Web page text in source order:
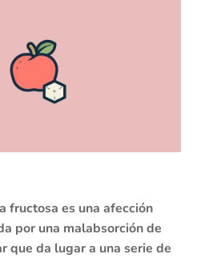
fructosa es una afección
por una malabsorción de
que da lugar a una serie de